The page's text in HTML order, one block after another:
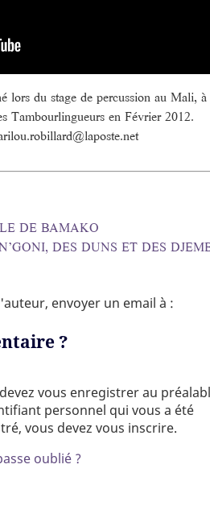
lors du stage de percussion au Mali, à
Tambourlingueurs en Février 2012.
DE BAMAKO
DES DUNS ET DES
envoyer un email à :
?
vous enregistrer au
personnel qui vous a été
vous devez vous inscrire.
oublié ?